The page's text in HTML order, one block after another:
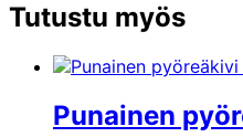
Tutustu myös
Punainen